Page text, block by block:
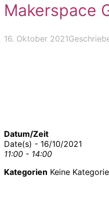
Makerspace
16. Oktober 2021
Datum/Zeit
Date(s) - 16/10/2021
11:00 - 14:00
Kategorien Keine